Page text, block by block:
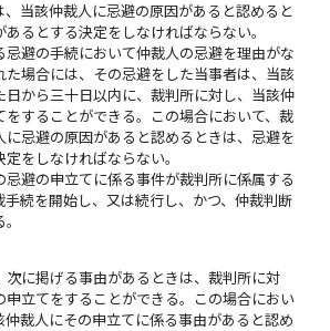
、当該仲裁人に忌避の原因があると認めると
るとする決定をしなければならない。
忌避の手続において仲裁人の忌避を理由がな
た場合には、その忌避をした当事者は、当該
日から三十日以内に、裁判所に対し、当該仲
をすることができる。この場合において、裁
に忌避の原因があると認めるときは、忌避を
をしなければならない。
忌避の申立てに係る事件が裁判所に係属する
手続を開始し、又は続行し、かつ、仲裁判断
次に掲げる事由があるときは、裁判所に対
申立てをすることができる。この場合におい
仲裁人にその申立てに係る事由があると認め